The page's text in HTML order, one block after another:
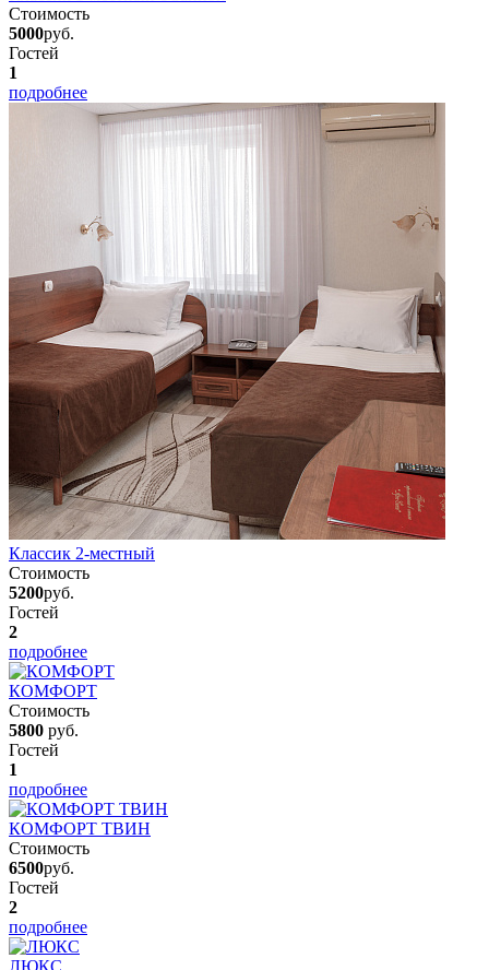
Стоимость
5000руб.
Гостей
1
подробнее
Классик 2-местный
Стоимость
5200руб.
Гостей
2
подробнее
КОМФОРТ
Стоимость
5800 руб.
Гостей
1
подробнее
КОМФОРТ ТВИН
Стоимость
6500руб.
Гостей
2
подробнее